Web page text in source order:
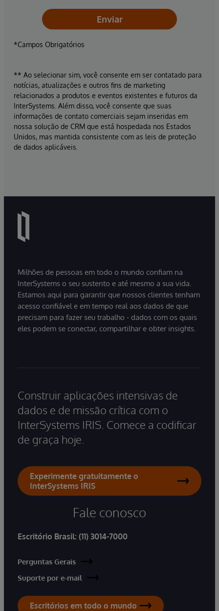
Enviar
*Campos Obrigatórios
** Ao selecionar sim, você consente em ser contatado para
notícias, atualizações e outros fins de marketing
relacionados a produtos e eventos existentes e futuros da
InterSystems. Além disso, você consente que suas
informações de contato comerciais sejam inseridas em
nossa solução de CRM que está hospedada nos Estados
Unidos, mas mantida consistente com as leis de proteção
de dados aplicáveis.
Milhões de pessoas em todo o mundo confiam na
InterSystems o seu sustento e até mesmo a sua vida.
Estamos aqui para garantir que nossos clientes tenham
acesso confiável e em tempo real aos dados de que
precisam para fazer seu trabalho - dados com os quais
eles podem se conectar, compartilhar e obter insights.
Construir aplicações intensivas de
dados e de missão crítica com o
InterSystems IRIS. Comece a codificar
de graça hoje.
Experimente gratuitamente o
InterSystems IRIS
Fale conosco
Escritório Brasil: (11) 3014-7000
Perguntas Gerais
Suporte por e-mail
Escritórios em todo o mundo